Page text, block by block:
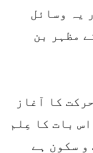
یہ وسائل
مظہر بن
کا آغاز
بات کا عِلم
و سکون ہے